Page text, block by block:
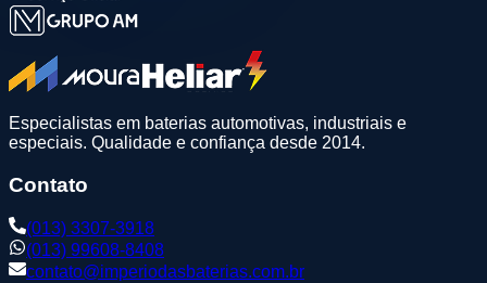
Especialistas em baterias automotivas, industriais e
especiais. Qualidade e confiança desde 2014.
Contato
(013) 3307-3918
(013) 99608-8408
contato@imperiodasbaterias.com.br